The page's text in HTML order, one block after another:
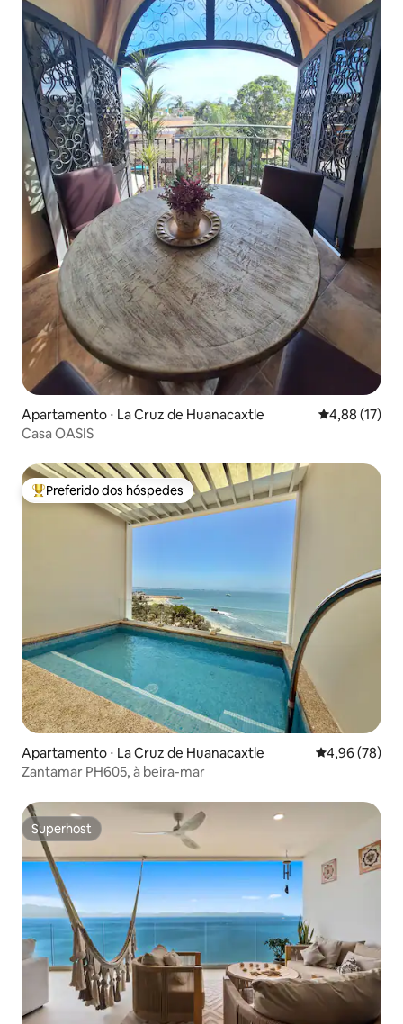
Apartamento ⋅ La Cruz de Huanacaxtle 4,88 de uma
4,88 (17)
Casa OASIS
Entre os melhores preferidos dos hóspedes
Preferido dos hóspedes
Apartamento ⋅ La Cruz de Huanacaxtle 4,96 de uma
4,96 (78)
Zantamar PH605, à beira-mar
Superhost
Superhost